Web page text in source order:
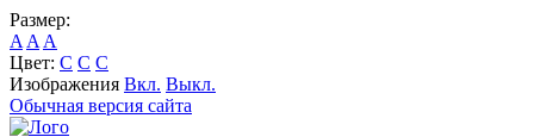
Размер:
A A A
Цвет: C C C
Изображения Вкл. Выкл.
Обычная версия сайта